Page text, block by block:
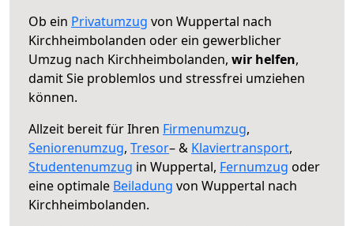
Ob ein Privatumzug von Wuppertal nach
Kirchheimbolanden oder ein gewerblicher
Umzug nach Kirchheimbolanden, wir helfen,
damit Sie problemlos und stressfrei umziehen
können.
Allzeit bereit für Ihren Firmenumzug,
Seniorenumzug, Tresor– & Klaviertransport,
Studentenumzug in Wuppertal, Fernumzug oder
eine optimale Beiladung von Wuppertal nach
Kirchheimbolanden.